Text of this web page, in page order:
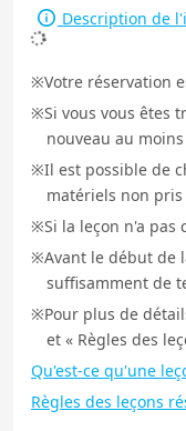
Description de
Votre réservation
Si vous vous êtes
nouveau au
Il est possible de
matériels non
Si la leçon n'a
Avant le début de
suffisamment de
Pour plus de
et « Règles des
Qu'est-ce qu'une
Règles des leçons